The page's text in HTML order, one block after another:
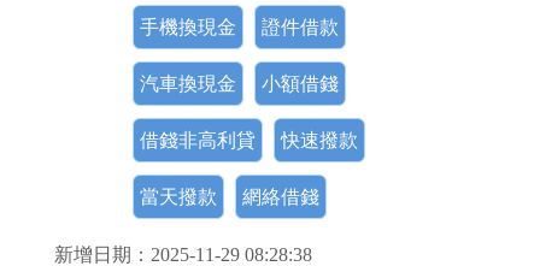
手機換現金 證件借款
汽車換現金 小額借錢
借錢非高利貸 快速撥款
當天撥款 網絡借錢
新增日期：2025-11-29 08:28:38